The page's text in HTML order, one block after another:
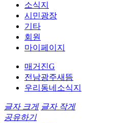
소식지
시민광장
기타
회원
마이페이지
매거진G
전남광주새뜸
우리동네소식지
글자 크게 글자 작게
공유하기